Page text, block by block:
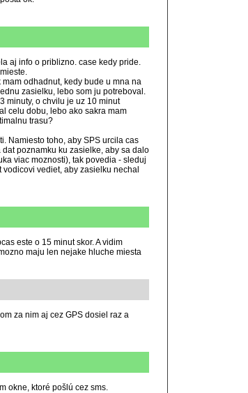
aj info o priblizno. case kedy pride.
odhadnut, kedy bude u mna na
zasielku, lebo som ju potreboval.
minuty, o chvilu je uz 10 minut
celu dobu, lebo ako sakra mam
trasu?
Namiesto toho, aby SPS urcila cas
poznamku ku zasielke, aby sa dalo
viac moznosti), tak povedia - sleduj
vediet, aby zasielku nechal
este o 15 minut skor. A vidim
maju len nejake hluche miesta
za nim aj cez GPS dosiel raz a
okne, ktoré pošlú cez sms.